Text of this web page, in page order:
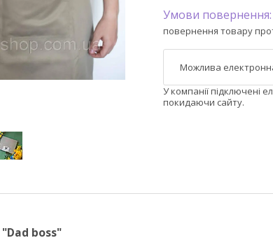
повернення товару
У компанії підключені
покидаючи сайту.
boss"